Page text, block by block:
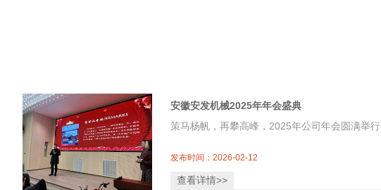
安徽安发机械2025年年会盛典
策马杨帆，再攀高峰，2025年公司年会圆满举行
发布时间：2026-02-12
查看详情>>